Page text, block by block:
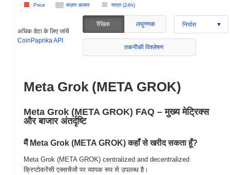
बाज़ार आकार मात्रा (24h)
Price
अधिक डेटा के लिए जांचें
CoinPaprika API
रैखिक लघुगणक निर्यात
तकनीकी विश्लेषण
Meta Grok (META GROK)
Meta Grok (META GROK) FAQ – मुख्य मेट्रिक्स
और बाजार अंतर्दृष्टि
मैं Meta Grok (META GROK) कहाँ से खरीद सकता हूँ?
Meta Grok (META GROK) centralized and decentralized
क्रिप्टोकरेंसी एक्सचेंजों पर व्यापक रूप से उपलब्ध है।